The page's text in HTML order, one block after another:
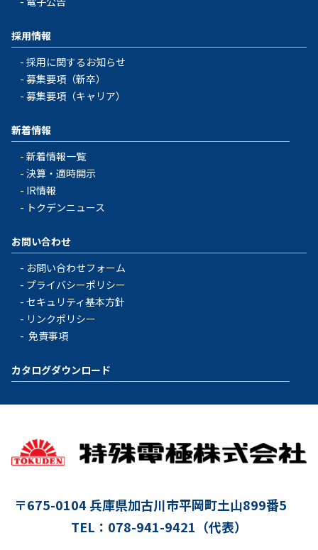
採用情報
採用に関するお知らせ
募集要項（新卒）
募集要項（キャリア）
新着情報
新着情報一覧
決算・適時開示
IR情報
トクデンニュース
お問い合わせ
お問い合わせフォーム
プライバシーポリシー
セキュリティ基本方針
リンクポリシー
免責事項
カタログダウンロード
〒675-0104 兵庫県加古川市平岡町土山899番5
TEL：078-941-9421（代表）